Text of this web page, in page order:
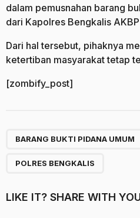
dalam pemusnahan barang
dari Kapolres Bengkalis
Dari hal tersebut, pihaknya
ketertiban masyarakat tetap
[zombify_post]
BARANG BUKTI PIDANA UMUM
POLRES BENGKALIS
LIKE IT? SHARE WITH